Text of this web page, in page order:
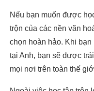
Nếu bạn muốn được
trộn của các nền văn
chọn hoàn hảo. Khi
tại Anh, bạn sẽ được
mọi nơi trên toàn thế